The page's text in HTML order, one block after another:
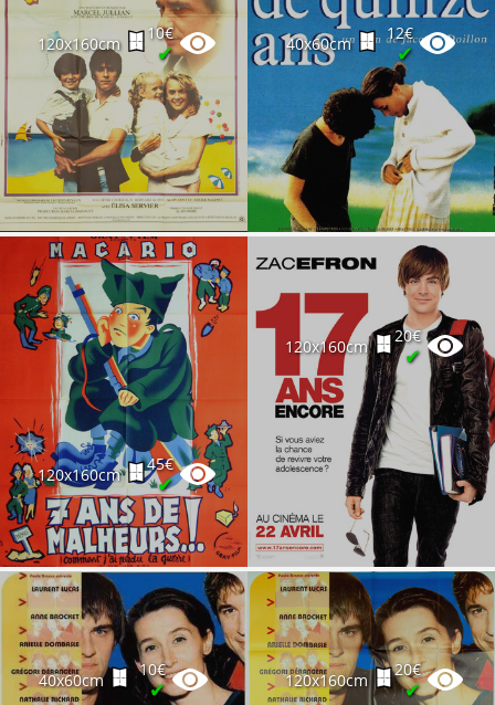
120x160cm
10€
✔ 40x60cm
12€
✔
120x160cm
45€
✔
120x160cm
20€
✔
40x60cm
10€
✔ 120x160cm
20€
✔